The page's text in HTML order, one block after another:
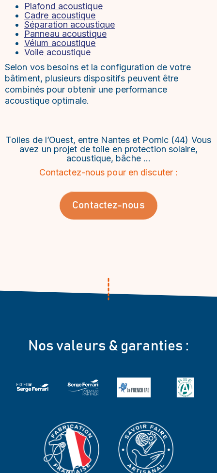
Plafond acoustique
Cadre acoustique
Séparation acoustique
Panneau acoustique
Vélum acoustique
Voile acoustique
Selon vos besoins et la configuration de votre
bâtiment, plusieurs dispositifs peuvent être
combinés pour obtenir une performance
acoustique optimale.
Toiles de l’Ouest, entre Nantes et Pornic (44) Vous
avez un projet de toile en protection solaire,
acoustique, bâche …
Contactez-nous pour en discuter :
Contactez-nous
Nos valeurs & garanties :